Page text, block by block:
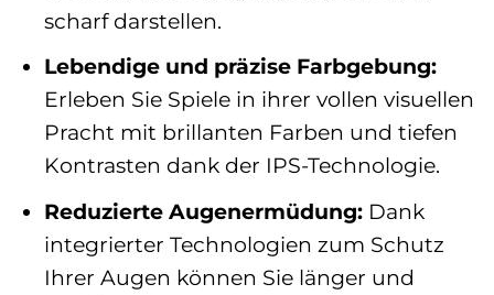
scharf darstellen.
Lebendige und präzise Farbgebung:
Erleben Sie Spiele in ihrer vollen visuellen
Pracht mit brillanten Farben und tiefen
Kontrasten dank der IPS-Technologie.
Reduzierte Augenermüdung:Dank
integrierter Technologien zum Schutz
Ihrer Augen können Sie länger und